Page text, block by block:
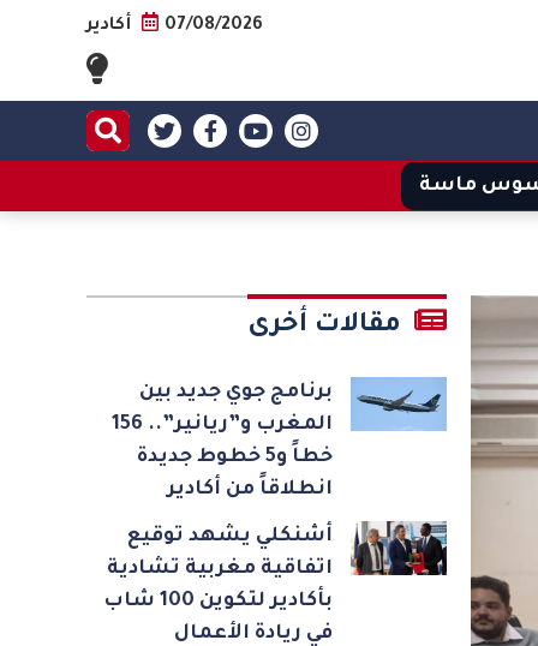
07/08/2026 أكادير
ماسة
مقالات أخرى
برنامج جوي جديد بين
المغرب و”ريانير”.. 156
خطاً و5 خطوط جديدة
انطلاقاً من أكادير
أشنكلي يشهد توقيع
اتفاقية مغربية تشادية
بأكادير لتكوين 100 شاب
في ريادة الأعمال